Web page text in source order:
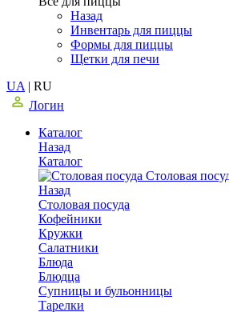
Назад
Инвентарь для пиццы
Формы для пиццы
Щетки для печи
UA | RU
Логин
Каталог
Назад
Каталог
Столовая
Назад
Столовая посуда
Кофейники
Кружки
Салатники
Блюда
Блюдца
Супницы и бульонницы
Тарелки